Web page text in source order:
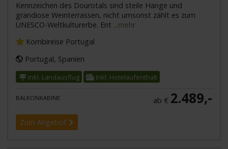
Kennzeichen des Dourotals sind steile Hänge und
grandiose Weinterrassen, nicht umsonst zählt es zum
UNESCO-Weltkulturerbe. Ent ...mehr
Kombireise Portugal
Portugal, Spanien
Inkl. Landausflug Inkl. Hotelaufenthalt
BALKONKABINE ab € 2.489,-
Zum Angebot